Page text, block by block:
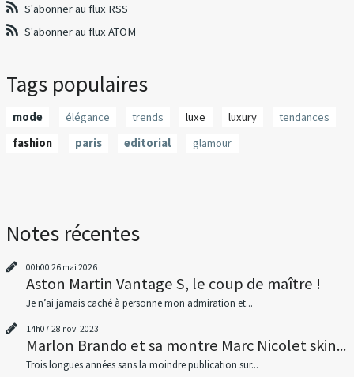
S'abonner au flux RSS
S'abonner au flux ATOM
Tags populaires
mode élégance trends luxe luxury
tendances
fashion
paris editorial glamour
Notes récentes
00h00 26 mai 2026
Aston Martin Vantage S, le coup de maître !
Je n’ai jamais caché à personne mon admiration et...
14h07 28 nov. 2023
Marlon Brando et sa montre Marc Nicolet skin...
Trois longues années sans la moindre publication sur...